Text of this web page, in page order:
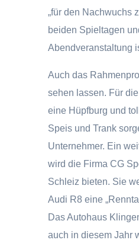
„für den Nachwuchs
beiden Spieltagen
Abendveranstaltung
Auch das
sehen lassen. Für
eine Hüpfburg und
Speis und Trank
Unternehmer. Ein
wird die Firma CG
Schleiz bieten. Sie
Audi R8 eine
Das Autohaus
auch in diesem Jahr